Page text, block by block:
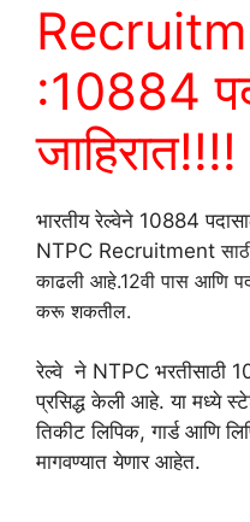
:10884
जाहिरात!!!!
भारतीय रेल्वेने 10884
NTPC Recruitment
काढली आहे.12वी पास आणि
करू शकतील.
रेल्वे ने NTPC भरतीसाठी
प्रसिद्ध केली आहे. या मध्ये
तिकीट लिपिक, गार्ड आणि
मागवण्यात येणार आहेत.